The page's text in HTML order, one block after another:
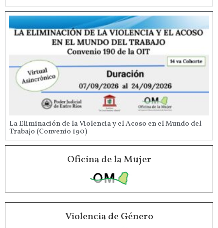
La Eliminación de la Violencia y el Acoso en el Mundo del
Trabajo (Convenio 190)
Oficina de la Mujer
Violencia de Género